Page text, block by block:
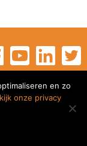
en zo
onze privacy